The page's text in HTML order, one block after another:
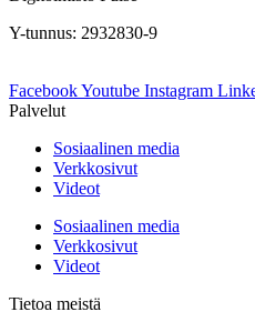
Y-tunnus: 2932830-9
FacebookYoutube Instagram
Palvelut
Sosiaalinen media
Verkkosivut
Videot
Sosiaalinen media
Verkkosivut
Videot
Tietoa meistä